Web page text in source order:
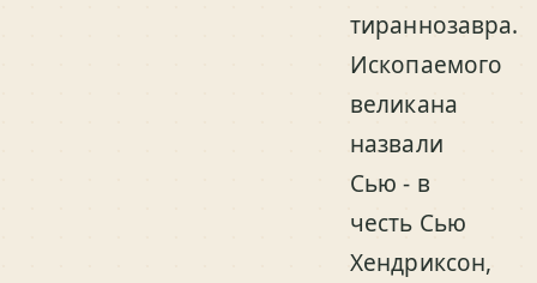
тираннозавра.
Ископаемого
великана
назвали
Сью - в
честь Сью
Хендриксон,